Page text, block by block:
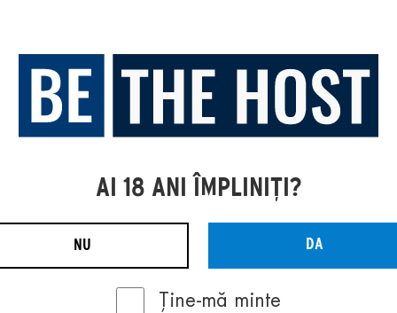
AI 18 ANI ÎMPLINIȚI?
NU DA
Ține-mă minte